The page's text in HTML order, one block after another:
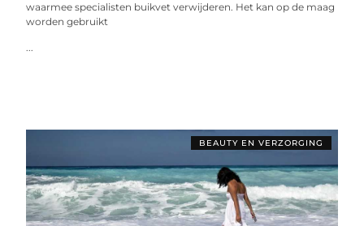
waarmee specialisten buikvet verwijderen. Het kan op de maag
worden gebruikt
...
BEAUTY EN VERZORGING